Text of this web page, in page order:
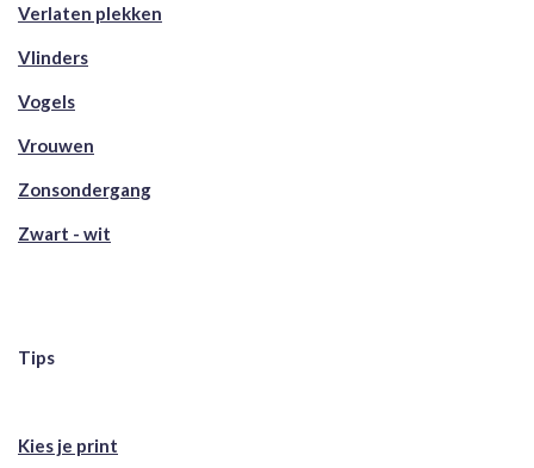
Verlaten plekken
Vlinders
Vogels
Vrouwen
Zonsondergang
Zwart - wit
Tips
Kies je print